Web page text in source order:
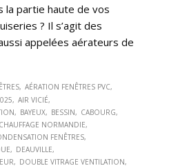
la partie haute de vos
? Il s’agit des
appelées aérateurs de
AÉRATION FENÊTRES PVC
AIR VICIÉ
BAYEUX BESSIN
CABOURG
CHAUFFAGE NORMANDIE
FENÊTRES
DEAUVILLE
DOUBLE VITRAGE VENTILATION